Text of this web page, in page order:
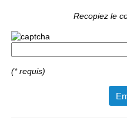
Recopiez le
(* requis)